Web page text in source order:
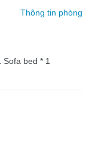
Thông tin phòng
Sofa bed * 1